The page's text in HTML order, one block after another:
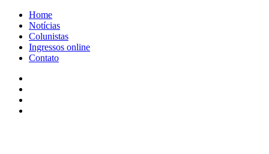
Home
Notícias
Colunistas
Ingressos online
Contato